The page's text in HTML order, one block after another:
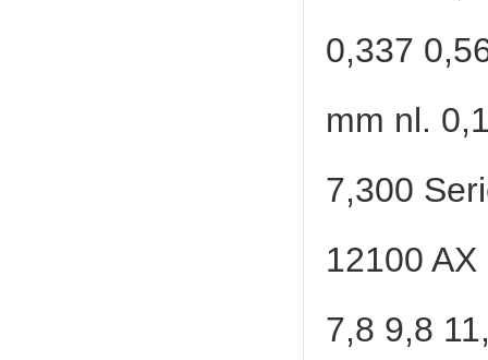
0,337
mm nl.
7,300
12100
7,8 9,8